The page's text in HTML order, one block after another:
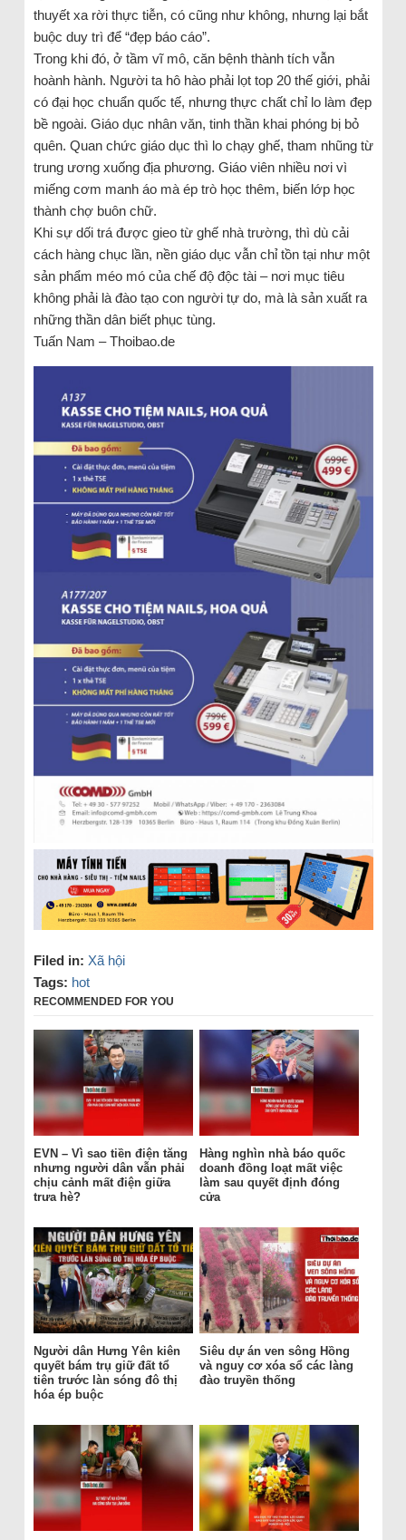
thuyết xa rời thực tiễn, có cũng như không, nhưng lại bắt
buộc duy trì để “đẹp báo cáo”.
Trong khi đó, ở tầm vĩ mô, căn bệnh thành tích vẫn
hoành hành. Người ta hô hào phải lọt top 20 thế giới, phải
có đại học chuẩn quốc tế, nhưng thực chất chỉ lo làm đẹp
bề ngoài. Giáo dục nhân văn, tinh thần khai phóng bị bỏ
quên. Quan chức giáo dục thì lo chạy ghế, tham nhũng từ
trung ương xuống địa phương. Giáo viên nhiều nơi vì
miếng cơm manh áo mà ép trò học thêm, biến lớp học
thành chợ buôn chữ.
Khi sự dối trá được gieo từ ghế nhà trường, thì dù cải
cách hàng chục lần, nền giáo dục vẫn chỉ tồn tại như một
sản phẩm méo mó của chế độ độc tài – nơi mục tiêu
không phải là đào tạo con người tự do, mà là sản xuất ra
những thần dân biết phục tùng.
Tuấn Nam – Thoibao.de
Filed in: Xã hội
Tags: hot
RECOMMENDED FOR YOU
EVN – Vì sao tiền điện tăng
nhưng người dân vẫn phải
chịu cảnh mất điện giữa
trưa hè?
Hàng nghìn nhà báo quốc
doanh đồng loạt mất việc
làm sau quyết định đóng
cửa
Người dân Hưng Yên kiên
quyết bám trụ giữ đất tổ
tiên trước làn sóng đô thị
hóa ép buộc
Siêu dự án ven sông Hồng
và nguy cơ xóa sổ các làng
đào truyền thống